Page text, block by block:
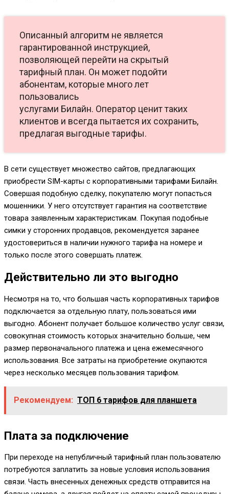
Описанный алгоритм не является
гарантированной инструкцией,
позволяющей перейти на скрытый
тарифный план. Он может подойти
абонентам, которые много лет
пользовались
услугами Билайн. Оператор ценит таких
клиентов и всегда пытается их сохранить,
предлагая выгодные тарифы.
В сети существует множество сайтов, предлагающих
приобрести SIM-карты с корпоративными тарифами Билайн.
Совершая подобную сделку, покупателю могут попасться
мошенники. У него отсутствует гарантия на соответствие
товара заявленным характеристикам. Покупая подобные
симки у сторонних продавцов, рекомендуется заранее
удостовериться в наличии нужного тарифа на номере и
только после этого совершать платеж.
Действительно ли это выгодно
Несмотря на то, что большая часть корпоративных тарифов
подключается за отдельную плату, пользоваться ими
выгодно. Абонент получает большое количество услуг связи,
совокупная стоимость которых значительно больше, чем
размер первоначального платежа и цена ежемесячного
использования. Все затраты на приобретение окупаются
через несколько месяцев пользования тарифом.
Рекомендуем: ТОП 6 тарифов для планшета
Плата за подключение
При переходе на непубличный тарифный план пользователю
потребуются заплатить за новые условия использования
связи. Часть внесенных денежных средств отправится на